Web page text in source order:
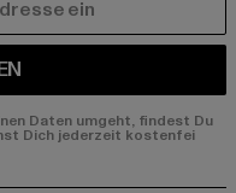
Daten umgeht, findest Du
Dich jederzeit kostenfei